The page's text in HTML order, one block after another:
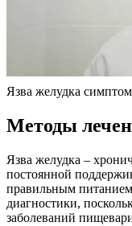
Язва желудка
Методы
Язва желудка –
постоянной
правильным
диагностики,
заболеваний